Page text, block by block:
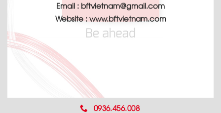
Email : bftvietnam@gmail.com
Website : www.bftvietnam.com
0936.456.008